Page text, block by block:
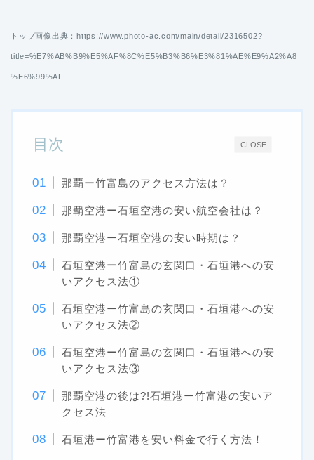
トップ画像出典：https://www.photo-ac.com/main/detail/2316502?
title=%E7%AB%B9%E5%AF%8C%E5%B3%B6%E3%81%AE%E9%A2%A8
%E6%99%AF
CLOSE
目次
那覇ー竹富島のアクセス方法は？
那覇空港ー石垣空港の安い航空会社は？
那覇空港ー石垣空港の安い時期は？
石垣空港ー竹富島の玄関口・石垣港への安
いアクセス法①
石垣空港ー竹富島の玄関口・石垣港への安
いアクセス法②
石垣空港ー竹富島の玄関口・石垣港への安
いアクセス法③
那覇空港の後は?!石垣港ー竹富港の安いア
クセス法
石垣港ー竹富港を安い料金で行く方法！